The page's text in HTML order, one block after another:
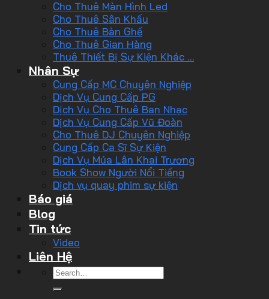
Cho Thuê Màn Hình Led
Cho Thuê Sân Khấu
Cho Thuê Bàn Ghế
Cho Thuê Gian Hàng
Thuê Thiết Bị Sự Kiện Khác …
Nhân Sự
Cung Cấp MC Chuyên Nghiệp
Dịch Vụ Cung Cấp PG
Dịch Vụ Cho Thuê Ban Nhạc
Dịch Vụ Cung Cấp Vũ Đoàn
Cho Thuê DJ Chuyên Nghiệp
Cung Cấp Ca Sĩ Sự Kiện
Dịch Vụ Múa Lân Khai Trương
Book Show Người Nổi Tiếng
Dịch vụ quay phim sự kiện
Báo giá
Blog
Tin tức
Video
Liên Hệ